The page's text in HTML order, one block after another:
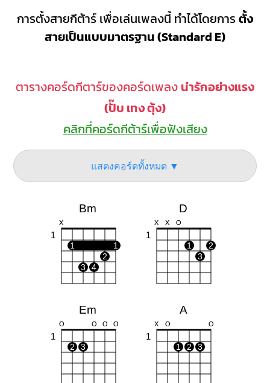
การตั้งสายกีต้าร์ เพื่อเล่นเพลงนี้ ทำได้โดยการตั้ง
สายเป็นแบบมาตรฐาน (Standard E)
ตารางคอร์ดกีตาร์ของคอร์ดเพลง น่ารักอย่างแรง
(ปั๊บ เทง ตุ้ง)
คลิกที่คอร์ดกีต้าร์เพื่อฟังเสียง
แสดงคอร์ดทั้งหมด ▼
Bm
X
1
1
1
2
3
4
D
X X O
1
1
2
3
Em
O O O O
1
2 3
A
X O O
1
1 2 3